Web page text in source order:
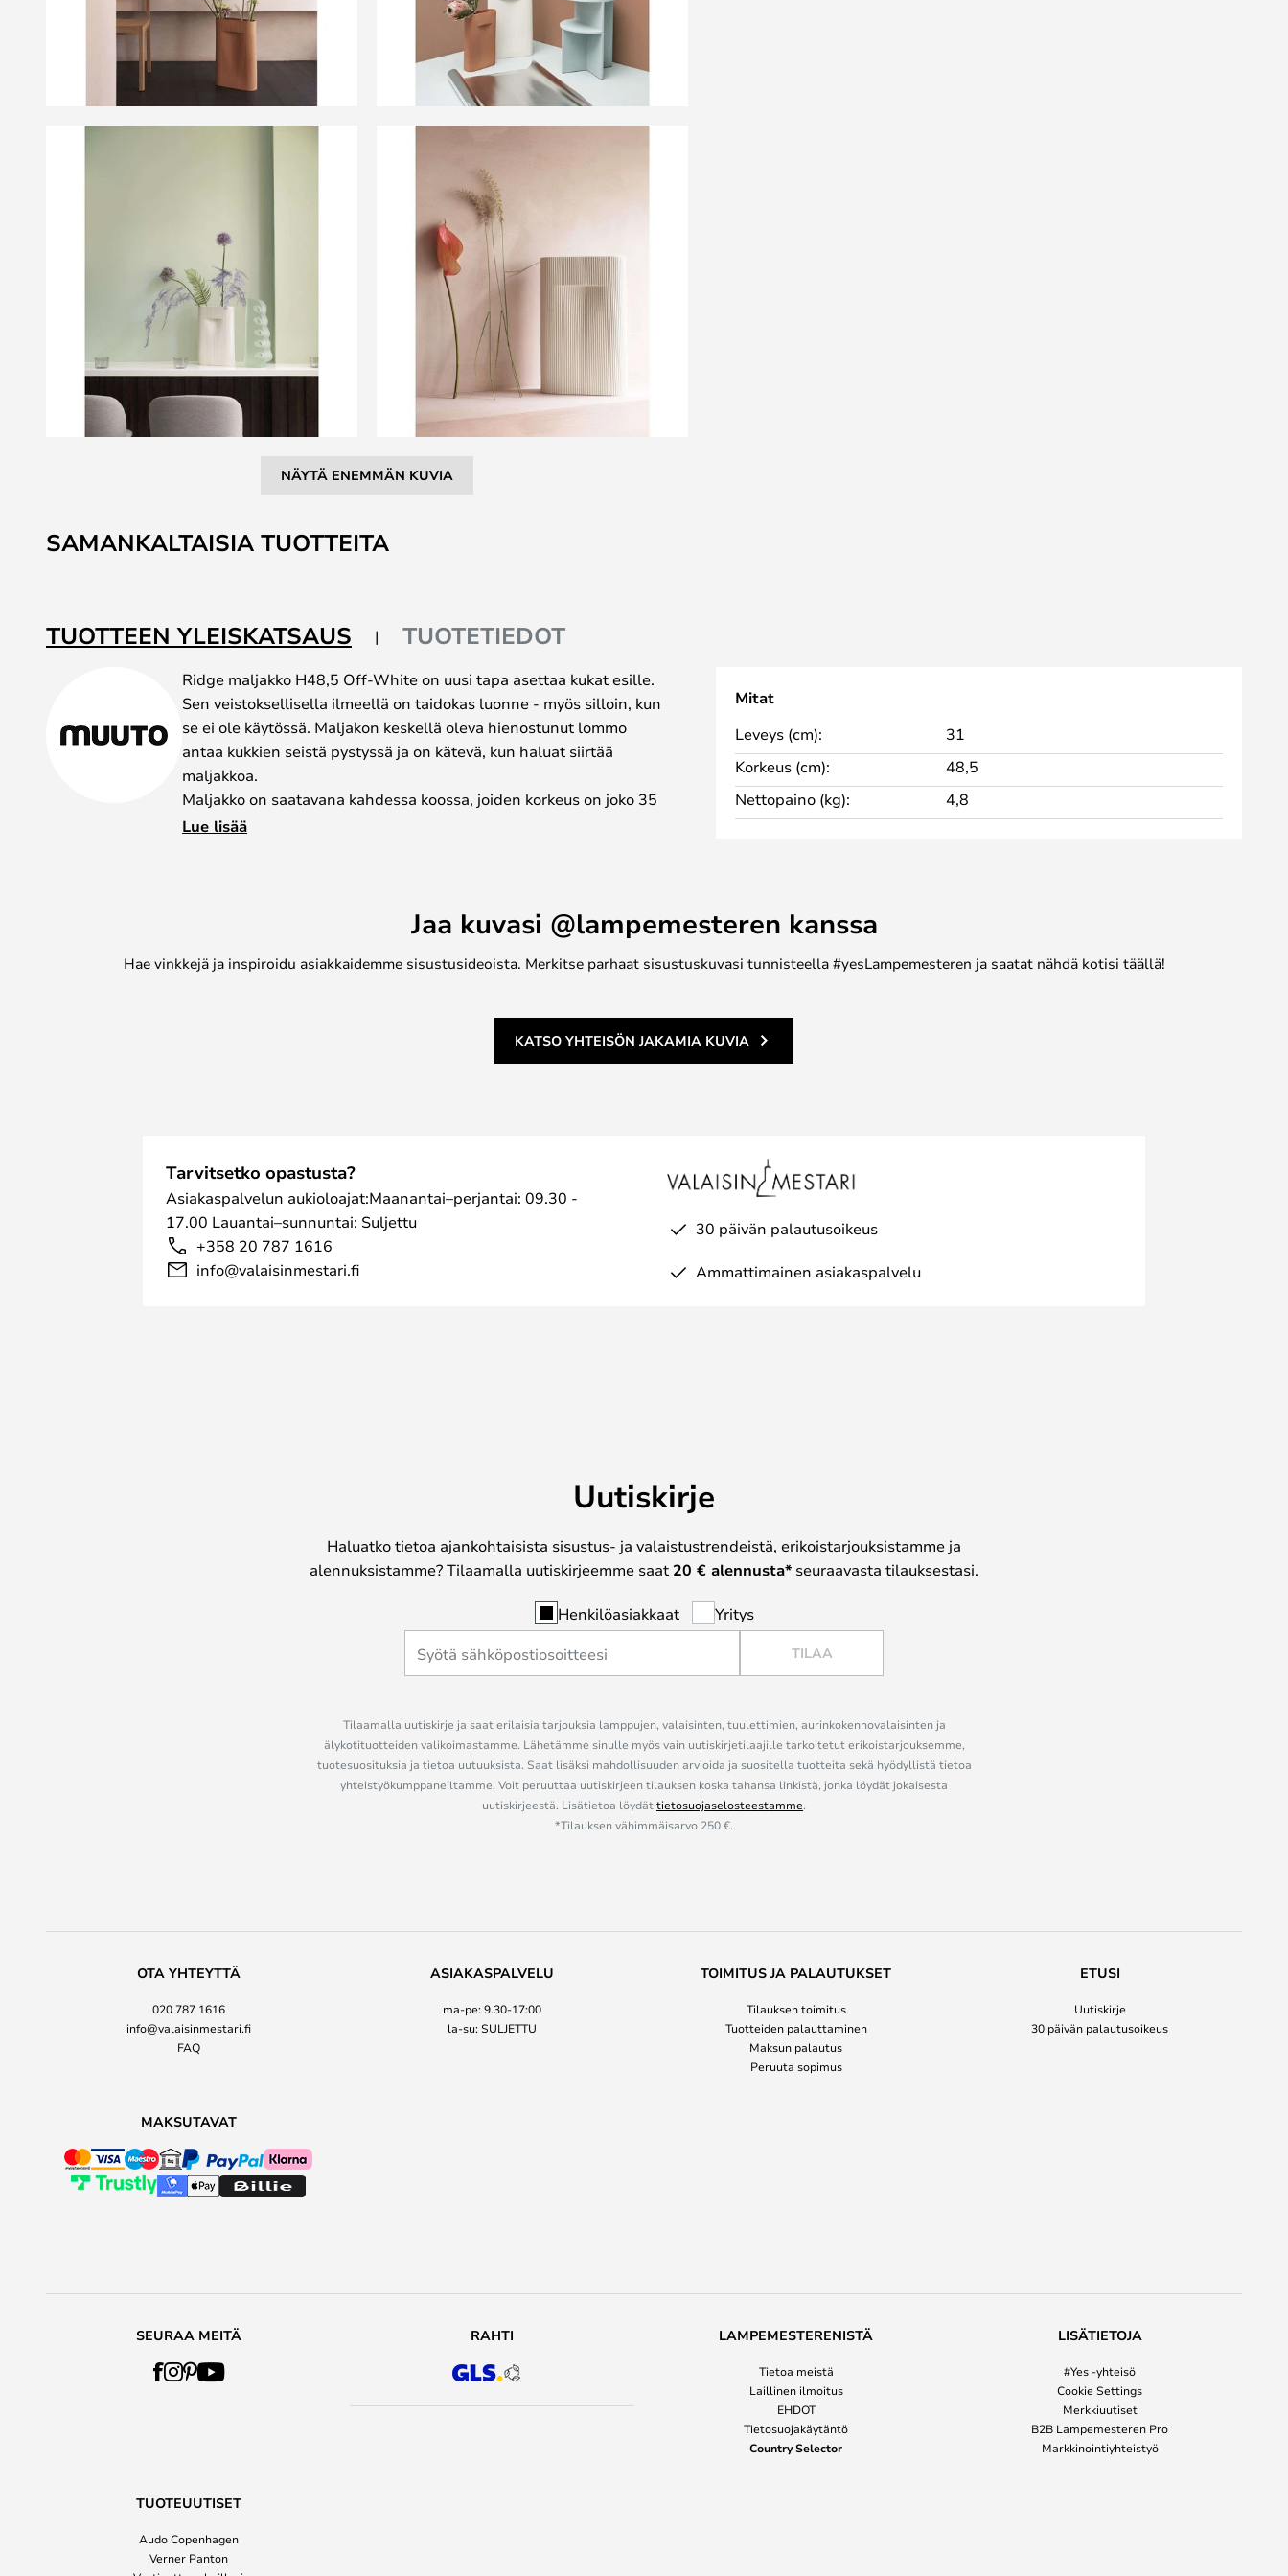
NÄYTÄ ENEMMÄN KUVIA
to
the
the
images
SAMANKALTAISIA TUOTTEITA
TUOTTEEN YLEISKATSAUS TUOTETIEDOT
Ridge maljakko H48,5 Off-White on uusi tapa asettaa kukat esille.
Sen veistoksellisella ilmeellä on taidokas luonne - myös silloin, kun
se ei ole käytössä. Maljakon keskellä oleva hienostunut lommo
antaa kukkien seistä pystyssä ja on kätevä, kun haluat siirtää
maljakkoa.
Maljakko on saatavana kahdessa koossa, joiden korkeus on joko 35
tai 48,5 cm. Valittavana on luonnonvalkoinen malli, joka on
Lue lisää
Mitat
Leveys (cm):
31
Korkeus (cm):
48,5
Nettopaino (kg):
4,8
Jaa kuvasi @lampemesteren kanssa
Hae vinkkejä ja inspiroidu asiakkaidemme sisustusideoista. Merkitse parhaat sisustuskuvasi tunnisteella #yesLampemesteren ja saatat nähdä kotisi täällä!
KATSO YHTEISÖN JAKAMIA KUVIA
Tarvitsetko opastusta?
Asiakaspalvelun aukioloajat:Maanantai–perjantai: 09.30 -
17.00 Lauantai–sunnuntai: Suljettu
+358 20 787 1616
info@valaisinmestari.fi
30 päivän palautusoikeus
Ammattimainen asiakaspalvelu
Uutiskirje
Haluatko tietoa ajankohtaisista sisustus- ja valaistustrendeistä, erikoistarjouksistamme ja
alennuksistamme? Tilaamalla uutiskirjeemme saat 20 € alennusta* seuraavasta tilauksestasi.
Henkilöasiakkaat Yritys
TILAA
Tilaamalla uutiskirje ja saat erilaisia tarjouksia lamppujen, valaisinten, tuulettimien, aurinkokennovalaisinten ja
älykotituotteiden valikoimastamme. Lähetämme sinulle myös vain uutiskirjetilaajille tarkoitetut erikoistarjouksemme,
tuotesuosituksia ja tietoa uutuuksista. Saat lisäksi mahdollisuuden arvioida ja suositella tuotteita sekä hyödyllistä tietoa
yhteistyökumppaneiltamme. Voit peruuttaa uutiskirjeen tilauksen koska tahansa linkistä, jonka löydät jokaisesta
uutiskirjeestä. Lisätietoa löydättietosuojaselosteestamme.
*Tilauksen vähimmäisarvo 250 €.
OTA YHTEYTTÄ
020 787 1616
info@valaisinmestari.fi
FAQ
ASIAKASPALVELU
ma-pe: 9.30-17:00
la-su: SULJETTU
TOIMITUS JA PALAUTUKSET
Tilauksen toimitus
Tuotteiden palauttaminen
Maksun palautus
Peruuta sopimus
ETUSI
Uutiskirje
30 päivän palautusoikeus
MAKSUTAVAT
SEURAA MEITÄ RAHTI LAMPEMESTERENISTÄ
Tietoa meistä
Laillinen ilmoitus
EHDOT
Tietosuojakäytäntö
Country Selector
LISÄTIETOJA
#Yes -yhteisö
Cookie Settings
Merkkiuutiset
B2B Lampemesteren Pro
Markkinointiyhteistyö
TUOTEUUTISET
Audo Copenhagen
Verner Panton